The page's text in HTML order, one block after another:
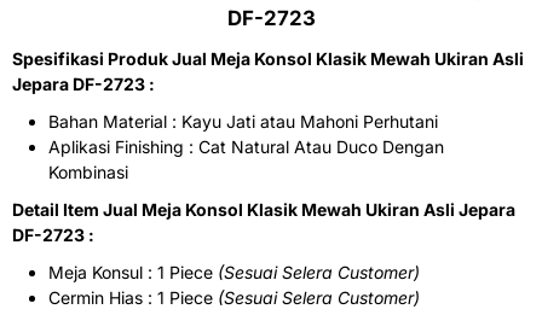
DF-2723
Spesifikasi Produk Jual Meja Konsol Klasik Mewah Ukiran Asli
Jepara DF-2723 :
Bahan Material : Kayu Jati atau Mahoni Perhutani
Aplikasi Finishing : Cat Natural Atau Duco Dengan
Kombinasi
Detail Item Jual Meja Konsol Klasik Mewah Ukiran Asli Jepara
DF-2723 :
Meja Konsul : 1 Piece (Sesuai Selera Customer)
Cermin Hias : 1 Piece (Sesuai Selera Customer)